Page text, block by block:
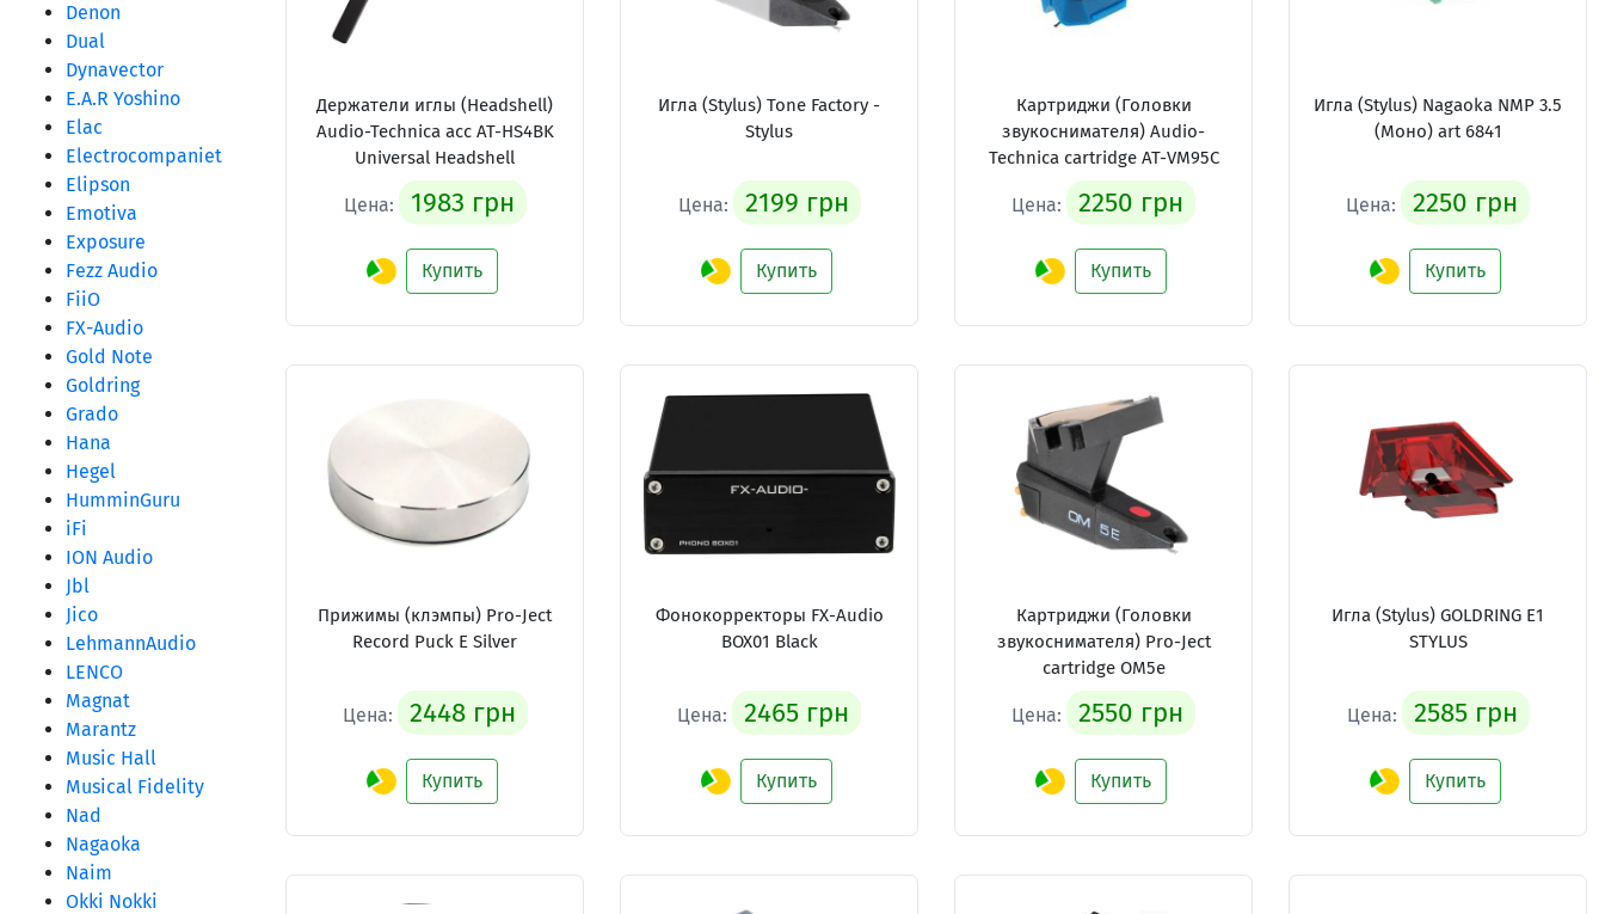
Denon
Dual
Dynavector
E.A.R Yoshino
Elac
Electrocompaniet
Elipson
Emotiva
Exposure
Fezz Audio
FiiO
FX-Audio
Gold Note
Goldring
Grado
Hana
Hegel
HumminGuru
iFi
ION Audio
Jbl
Jico
LehmannAudio
LENCO
Magnat
Marantz
Music Hall
Musical Fidelity
Nad
Nagaoka
Naim
Okki Nokki
Держатели иглы (Headshell)
Audio-Technica acc AT-HS4BK
Universal Headshell
Цена: 1983 грн
Купить
Игла (Stylus) Tone Factory -
Stylus
Цена: 2199 грн
Купить
Картриджи (Головки
звукоснимателя) Audio-
Technica cartridge AT-VM95C
Цена: 2250 грн
Купить
Игла (Stylus) Nagaoka NMP 3.5
(Моно) art 6841
Цена: 2250 грн
Купить
Прижимы (клэмпы) Pro-Ject
Record Puck E Silver
Цена: 2448 грн
Купить
Фонокорректоры FX-Audio
BOX01 Black
Цена: 2465 грн
Купить
Картриджи (Головки
звукоснимателя) Pro-Ject
cartridge OM5e
Цена: 2550 грн
Купить
Игла (Stylus) GOLDRING E1
STYLUS
Цена: 2585 грн
Купить